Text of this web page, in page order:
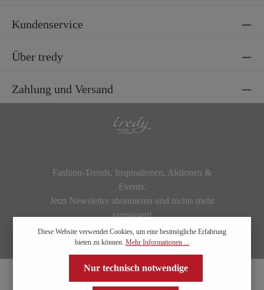
Kundenservice
Über tredy
Zahlung und Versand
Fashion-Trends, Inspirationen, Aktionen &
Events.
Jetzt Newsletter abonnieren und nichts mehr
verpassen!
Diese Website verwendet Cookies, um eine bestmögliche Erfahrung
bieten zu können. Mehr Informationen ...
Nur technisch notwendige